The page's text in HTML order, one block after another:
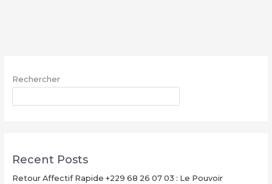
Henri
–
et
Ultra-
Rechercher
Recent Posts
Retour Affectif Rapide +229 68 26 07 03 : Le Pouvoir